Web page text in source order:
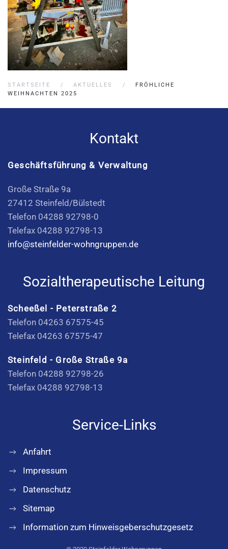
STARTSEITE AKTUELLES
FRÖHLICHE
WEIHNACHTEN 2025
Kontakt
Geschäftsführung & Verwaltung
Große Straße 9a
27412 Steinfeld/Bülstedt
Telefon 04288 92798-0
Telefax 04288 92798-13
info@steinfelder-wohngruppen.de
Sozialtherapeutische Leitung
Scheeßel - Peterstraße 2
Telefon 04263 67575-45
Telefax 04263 67575-47
Steinfeld - Große Straße 9a
Telefon 04288 92798-26
Telefax 04288 92798-13
Service-Links
Anfahrt
Impressum
Datenschutz
Sitemap
Information zum Hinweisgeberschutzgesetz